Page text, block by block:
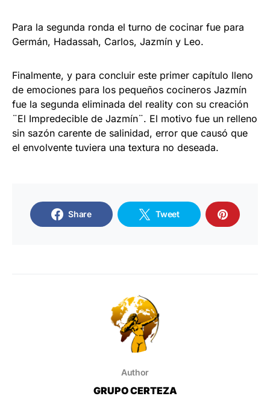
Para la segunda ronda el turno de cocinar fue para
Germán, Hadassah, Carlos, Jazmín y Leo.
Finalmente, y para concluir este primer capítulo lleno
de emociones para los pequeños cocineros Jazmín
fue la segunda eliminada del reality con su creación
¨El Impredecible de Jazmín¨. El motivo fue un relleno
sin sazón carente de salinidad, error que causó que
el envolvente tuviera una textura no deseada.
Share Tweet
Author
GRUPO CERTEZA